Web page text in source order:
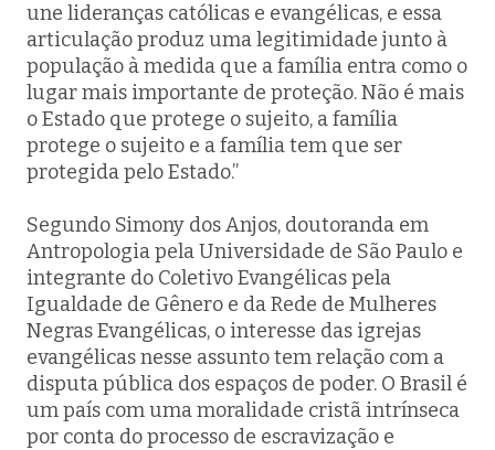
une lideranças católicas e evangélicas, e essa
articulação produz uma legitimidade junto à
população à medida que a família entra como o
lugar mais importante de proteção. Não é mais
o Estado que protege o sujeito, a família
protege o sujeito e a família tem que ser
protegida pelo Estado.”
Segundo Simony dos Anjos, doutoranda em
Antropologia pela Universidade de São Paulo e
integrante do Coletivo Evangélicas pela
Igualdade de Gênero e da Rede de Mulheres
Negras Evangélicas, o interesse das igrejas
evangélicas nesse assunto tem relação com a
disputa pública dos espaços de poder. O Brasil é
um país com uma moralidade cristã intrínseca
por conta do processo de escravização e